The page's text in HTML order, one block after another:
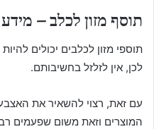
תוסף מזון לכלב – מידע
תוספי מזון לכלבים יכולים
לכן, אין לזלזל בחשיבותם.
עם זאת, רצוי להשאיר את
המוצרים וזאת משום שפעמים